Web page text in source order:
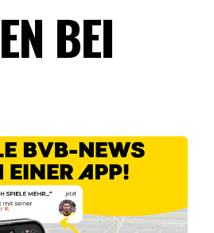
BEI